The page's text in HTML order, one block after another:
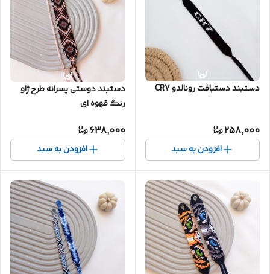
دستبند دستبافت رونالدو CR7
258,000
افزودن به سبد
دستبند دوستی پسرانه طرح ژاو
رنگ قهوه ای
638,000
افزودن به سبد